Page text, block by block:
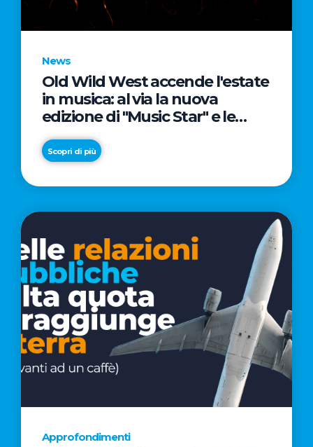
News
Old Wild West accende l'estate
in musica: al via la nuova
edizione di "Music Star" e le
prestigiose partnership con
Radio Italia e Live Nation
Scopri di più
Approfondimenti